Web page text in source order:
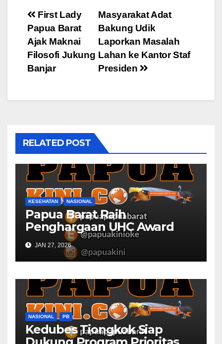
Post
navigation
Masyarakat Adat
Bakung Udik
Laporkan Masalah
Lahan ke Kantor Staf
Presiden
First Lady
Papua Barat
Ajak Maknai
Filosofi Jukung
Banjar
RELATED POST
KESEHATAN NASIONAL
Papua Barat Raih
Penghargaan UHC Award
BPJS Kesehatan
JAN 27, 2026
NASIONAL PB
Kedubes Tiongkok Siap